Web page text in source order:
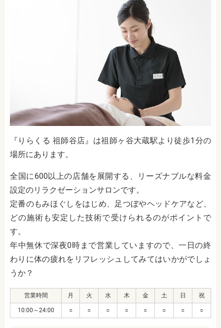
『りらくる 祖師谷店』は祖師ヶ谷大蔵駅より徒歩1分の
場所にあります。
全国に600以上の店舗を展開する、リーズナブルな料金
設定のリラクゼーションサロンです。
定番のもみほぐしをはじめ、足つぼやヘッドケアなど、
どの施術も安定した技術で受けられるのがポイントで
す。
年中無休で深夜0時まで営業していますので、一日の終
わりに体の疲れをリフレッシュしてみてはいかがでしょ
うか？
営業時間 月 火 水 木 金 土 日 祝
10:00～24:00 ○ ○ ○ ○ ○ ○ ○ ○